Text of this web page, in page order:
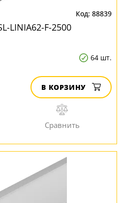
88839
LINIA62-F-2500
64 шт.
В КОРЗИНУ